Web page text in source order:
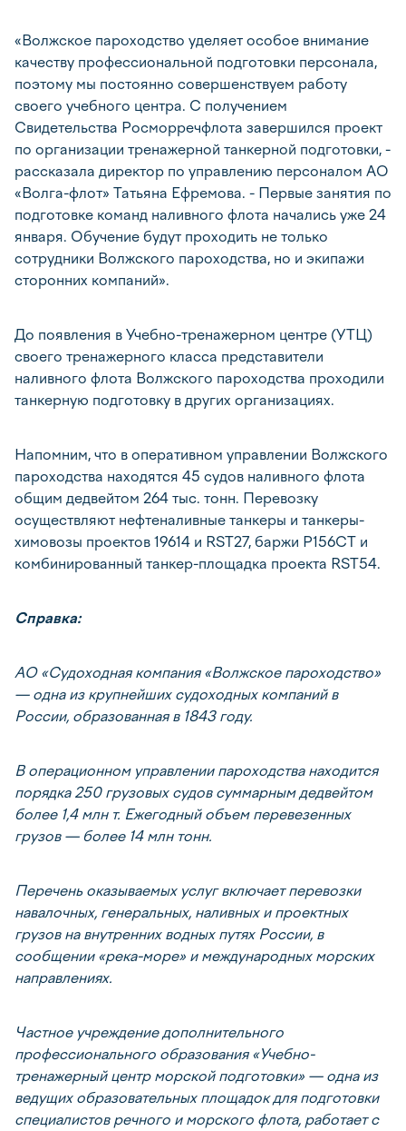
«Волжское пароходство уделяет особое внимание
качеству профессиональной подготовки персонала,
поэтому мы постоянно совершенствуем работу
своего учебного центра. С получением
Свидетельства Росморречфлота завершился проект
по организации тренажерной танкерной подготовки, -
рассказала директор по управлению персоналом АО
«Волга-флот» Татьяна Ефремова. - Первые занятия по
подготовке команд наливного флота начались уже 24
января. Обучение будут проходить не только
сотрудники Волжского пароходства, но и экипажи
сторонних компаний».
До появления в Учебно-тренажерном центре (УТЦ)
своего тренажерного класса представители
наливного флота Волжского пароходства проходили
танкерную подготовку в других организациях.
Напомним, что в оперативном управлении Волжского
пароходства находятся 45 судов наливного флота
общим дедвейтом 264 тыс. тонн. Перевозку
осуществляют нефтеналивные танкеры и танкеры-
химовозы проектов 19614 и RST27, баржи Р156СТ и
комбинированный танкер-площадка проекта RST54.
Справка:
АО «Судоходная компания «Волжское пароходство»
— одна из крупнейших судоходных компаний в
России, образованная в 1843 году.
В операционном управлении пароходства находится
порядка 250 грузовых судов суммарным дедвейтом
более 1,4 млн т. Ежегодный объем перевезенных
грузов — более 14 млн тонн.
Перечень оказываемых услуг включает перевозки
навалочных, генеральных, наливных и проектных
грузов на внутренних водных путях России, в
сообщении «река-море» и международных морских
направлениях.
Частное учреждение дополнительного
профессионального образования «Учебно-
тренажерный центр морской подготовки» — одна из
ведущих образовательных площадок для подготовки
специалистов речного и морского флота, работает с